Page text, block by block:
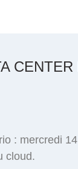
: mercredi
cloud.